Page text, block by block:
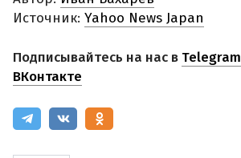
Источник: Yahoo News Japan
Подписывайтесь на нас в Telegram
ВКонтакте